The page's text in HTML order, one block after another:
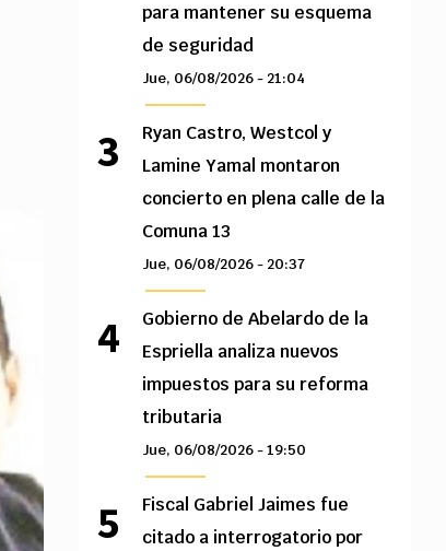
para mantener su esquema
de seguridad
Jue, 06/08/2026 - 21:04
Ryan Castro, Westcol y
Lamine Yamal montaron
concierto en plena calle de la
Comuna 13
Jue, 06/08/2026 - 20:37
Gobierno de Abelardo de la
Espriella analiza nuevos
impuestos para su reforma
tributaria
Jue, 06/08/2026 - 19:50
Fiscal Gabriel Jaimes fue
citado a interrogatorio por